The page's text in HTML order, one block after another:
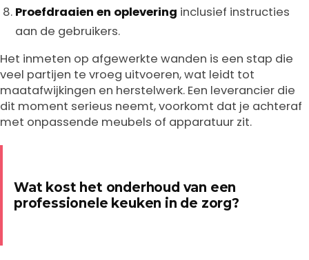
Proefdraaien en oplevering inclusief instructies
aan de gebruikers.
Het inmeten op afgewerkte wanden is een stap die
veel partijen te vroeg uitvoeren, wat leidt tot
maatafwijkingen en herstelwerk. Een leverancier die
dit moment serieus neemt, voorkomt dat je achteraf
met onpassende meubels of apparatuur zit.
Wat kost het onderhoud van een
professionele keuken in de zorg?